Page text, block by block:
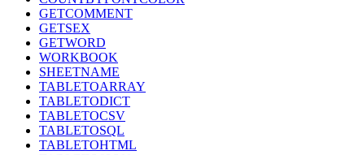
GETCOMMENT
GETSEX
GETWORD
WORKBOOK
SHEETNAME
TABLETOARRAY
TABLETODICT
TABLETOCSV
TABLETOSQL
TABLETOHTML